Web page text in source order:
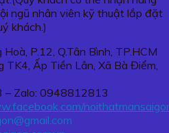
ngũ nhân viên kỹ thuật lắp đặt
khách.)
P.12, Q.Tân Bình, TP.HCM
TK4, Ấp Tiền Lân, Xã Bà Điểm,
Zalo: 0948812813